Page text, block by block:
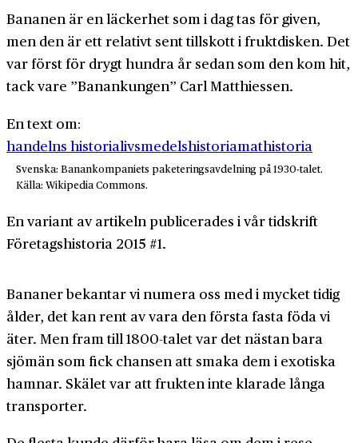
Bananen är en läckerhet som i dag tas för given,
men den är ett relativt sent tillskott i frukt­disken. Det
var först för drygt hundra år sedan som den kom hit,
tack vare ”Banan­kungen” Carl Matthiessen.
En text om:
handelns historialivsmedelshistoriamathistoria
Svenska: Banankompaniets paketeringsavdelning på 1930-talet.
Källa: Wikipedia Commons.
En variant av artikeln publicerades i vår tidskrift
Företagshistoria 2015 #1.
Bananer bekantar vi numera oss med i mycket tidig
ålder, det kan rent av vara den första fasta föda vi
äter. Men fram till 1800-talet var det nästan bara
sjömän som fick chansen att smaka dem i exotiska
hamnar. Skälet var att frukten inte klarade långa
transporter.